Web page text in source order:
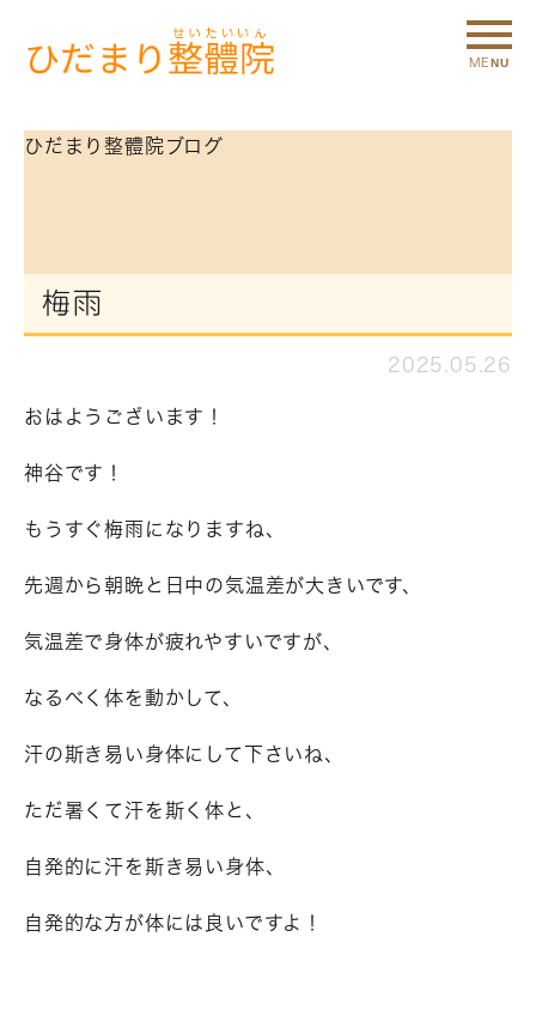
ひだまり整體院ブログ
梅雨
2025.05.26
おはようございます！
神谷です！
もうすぐ梅雨になりますね、
先週から朝晩と日中の気温差が大きいです、
気温差で身体が疲れやすいですが、
なるべく体を動かして、
汗の斯き易い身体にして下さいね、
ただ暑くて汗を斯く体と、
自発的に汗を斯き易い身体、
自発的な方が体には良いですよ！